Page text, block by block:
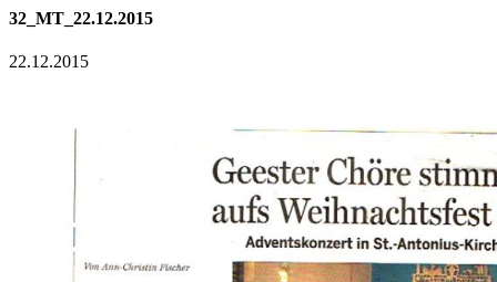
32_MT_22.12.2015
22.12.2015